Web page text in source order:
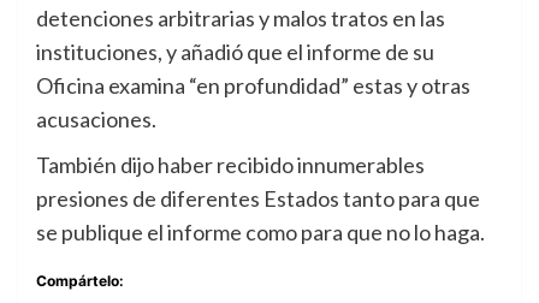
detenciones arbitrarias y malos tratos en las
instituciones, y añadió que el informe de su
Oficina examina “en profundidad” estas y otras
acusaciones.
También dijo haber recibido innumerables
presiones de diferentes Estados tanto para que
se publique el informe como para que no lo haga.
Compártelo: